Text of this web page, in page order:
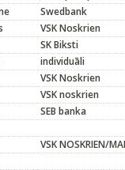
Swedbank
VSK Noskrien
SK Biksti
individuāli
VSK Noskrien
VSK noskrien
SEB banka
VSK NOSKRIEN/